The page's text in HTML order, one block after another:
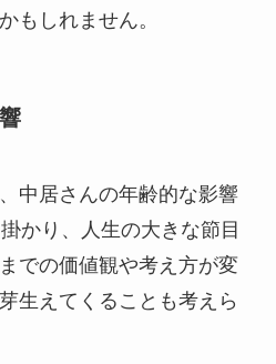
もしれません。
中居さんの年齢的な影響
かり、人生の大きな節目
での価値観や考え方が変
生えてくることも考えら